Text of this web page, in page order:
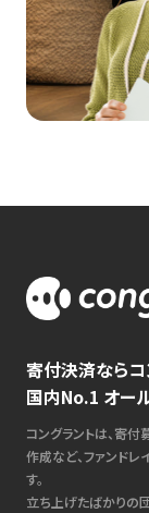
寄付決済ならコ
国内No.1 オー
コングラントは、寄
作成など、ファンド
す。
立ち上げたばかりの